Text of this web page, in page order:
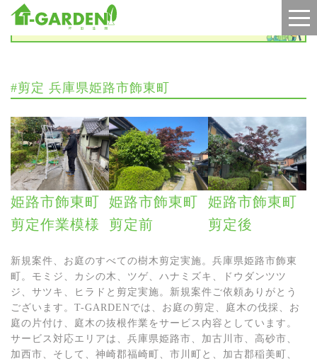
施工実績
#剪定 兵庫県姫路市飾東町
姫路市飾東町
剪定作業模様
姫路市飾東町
剪定前
姫路市飾東町
剪定後
新規案件、お庭のすべての樹木剪定実施。兵庫県姫路市飾東
町。モミジ、カシの木、ツゲ、ハナミズキ、ドウダンツツ
ジ、サツキ、ヒラドと剪定実施。新規案件ご依頼ありがとう
ございます。T-GARDENでは、お庭の剪定、庭木の伐採、お
庭の片付け、庭木の抜根作業をサービス内容としています。
サービス対応エリアは、兵庫県姫路市、加古川市、高砂市、
加西市、そして、神崎郡福崎町、市川町と、加古郡稲美町、